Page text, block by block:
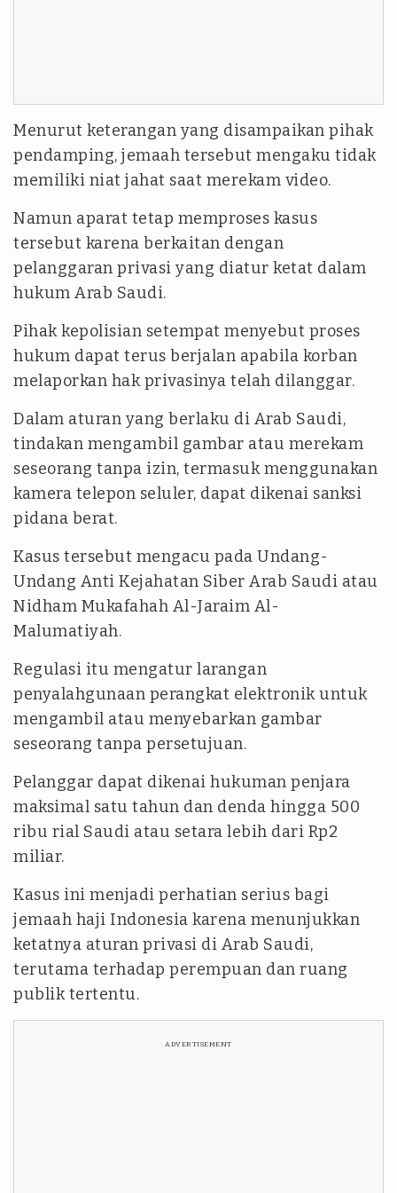
Menurut keterangan yang disampaikan pihak
pendamping, jemaah tersebut mengaku tidak
memiliki niat jahat saat merekam video.
Namun aparat tetap memproses kasus
tersebut karena berkaitan dengan
pelanggaran privasi yang diatur ketat dalam
hukum Arab Saudi.
Pihak kepolisian setempat menyebut proses
hukum dapat terus berjalan apabila korban
melaporkan hak privasinya telah dilanggar.
Dalam aturan yang berlaku di Arab Saudi,
tindakan mengambil gambar atau merekam
seseorang tanpa izin, termasuk menggunakan
kamera telepon seluler, dapat dikenai sanksi
pidana berat.
Kasus tersebut mengacu pada Undang-
Undang Anti Kejahatan Siber Arab Saudi atau
Nidham Mukafahah Al-Jaraim Al-
Malumatiyah.
Regulasi itu mengatur larangan
penyalahgunaan perangkat elektronik untuk
mengambil atau menyebarkan gambar
seseorang tanpa persetujuan.
Pelanggar dapat dikenai hukuman penjara
maksimal satu tahun dan denda hingga 500
ribu rial Saudi atau setara lebih dari Rp2
miliar.
Kasus ini menjadi perhatian serius bagi
jemaah haji Indonesia karena menunjukkan
ketatnya aturan privasi di Arab Saudi,
terutama terhadap perempuan dan ruang
publik tertentu.
ADVERTISEMENT